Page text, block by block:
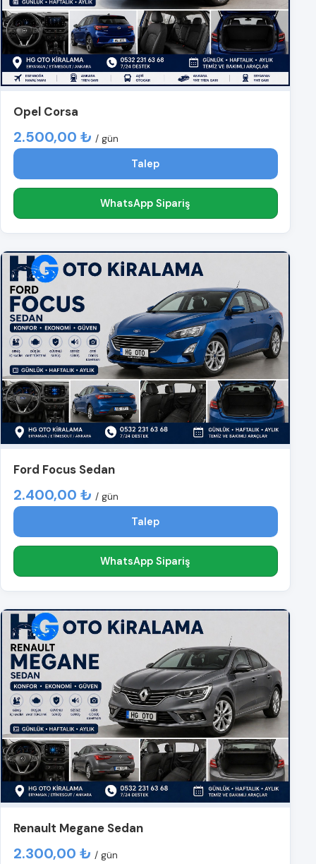
Opel Corsa
2.500,00 ₺ / gün
Talep
WhatsApp Sipariş
Ford Focus Sedan
2.400,00 ₺ / gün
Talep
WhatsApp Sipariş
Renault Megane Sedan
2.300,00 ₺ / gün